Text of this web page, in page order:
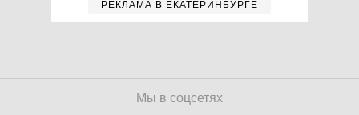
РЕКЛАМА В ЕКАТЕРИНБУРГЕ
Мы в соцсетях